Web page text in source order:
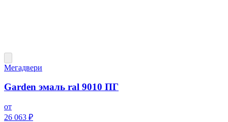
Мегадвери
Garden эмаль ral 9010 ПГ
от
26 063 ₽